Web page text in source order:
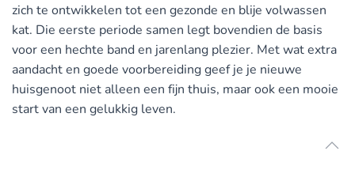
zich te ontwikkelen tot een gezonde en blije volwassen
kat. Die eerste periode samen legt bovendien de basis
voor een hechte band en jarenlang plezier. Met wat extra
aandacht en goede voorbereiding geef je je nieuwe
huisgenoot niet alleen een fijn thuis, maar ook een mooie
start van een gelukkig leven.